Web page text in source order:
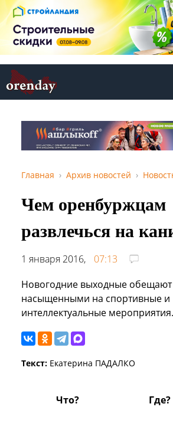
Главная Архив новостей
Чем оренбуржцам
развлечься на
1 января 2016,
07:13
Новогодние выходные
насыщенными на спортивные и
интеллектуальные мероприятия.
Текст: Екатерина ПАДАЛКО
Что? Где?